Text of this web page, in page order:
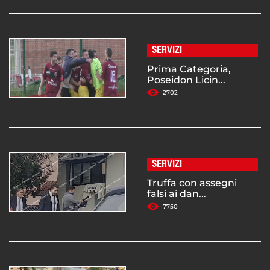
SERVIZI
Prima Categoria,
Poseidon Licin...
2702
SERVIZI
Truffa con assegni
falsi ai dan...
7750